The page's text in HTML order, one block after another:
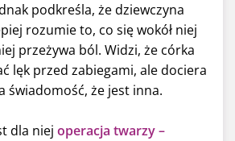
podkreśla, że dziewczyna
rozumie to, co się wokół niej
przeżywa ból. Widzi, że córka
lęk przed zabiegami, ale dociera
świadomość, że jest inna.
dla niej operacja twarzy –